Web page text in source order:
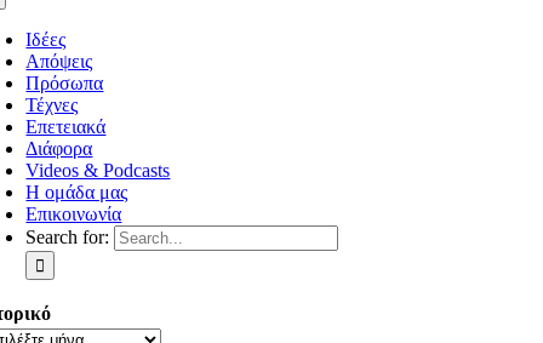
Ιδέες
Απόψεις
Πρόσωπα
Τέχνες
Επετειακά
Διάφορα
Videos & Podcasts
Η ομάδα μας
Επικοινωνία
Search for: